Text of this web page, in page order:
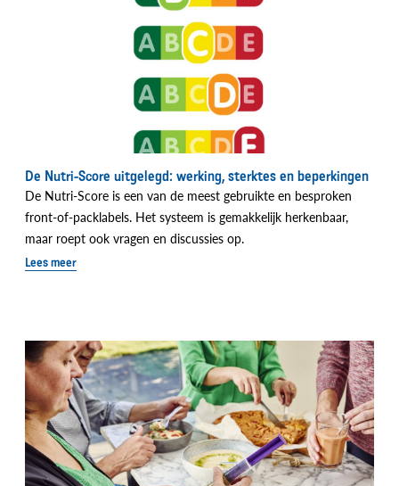
De Nutri-Score uitgelegd: werking, sterktes en beperkingen
De Nutri-Score is een van de meest gebruikte en besproken
front-of-packlabels. Het systeem is gemakkelijk herkenbaar,
maar roept ook vragen en discussies op.
Lees meer